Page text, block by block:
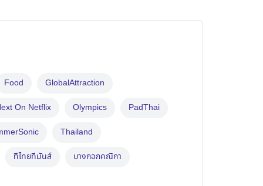
Food GlobalAttraction
On Netflix Olympics PadThai
Thailand
ทีไทยทีมันส์ บางกอกคณิกา